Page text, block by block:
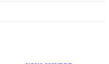
AUTO
VOUS